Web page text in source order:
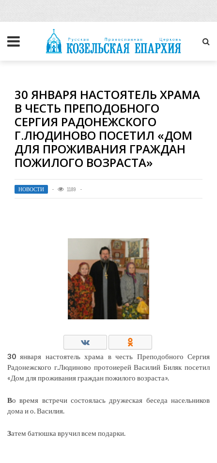
30 ЯНВАРЯ НАСТОЯТЕЛЬ ХРАМА
В ЧЕСТЬ ПРЕПОДОБНОГО
СЕРГИЯ РАДОНЕЖСКОГО
Г.ЛЮДИНОВО ПОСЕТИЛ «ДОМ
ДЛЯ ПРОЖИВАНИЯ ГРАЖДАН
ПОЖИЛОГО ВОЗРАСТА»
НОВОСТИ 1189
30 января настоятель храма в честь Преподобного Сергия
Радонежского г.Людиново протоиерей Василий Биляк посетил
«Дом для проживания граждан пожилого возраста».
Во время встречи состоялась дружеская беседа насельников
дома и о. Василия.
Затем батюшка вручил всем подарки.